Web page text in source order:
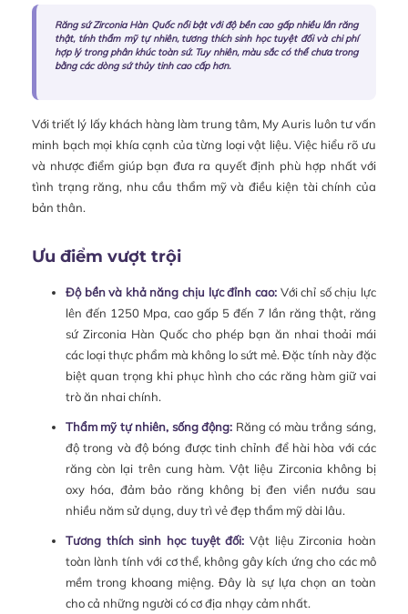
Răng sứ Zirconia Hàn Quốc nổi bật với độ bền cao gấp nhiều lần răng
thật, tính thẩm mỹ tự nhiên, tương thích sinh học tuyệt đối và chi phí
hợp lý trong phân khúc toàn sứ. Tuy nhiên, màu sắc có thể chưa trong
bằng các dòng sứ thủy tinh cao cấp hơn.
Với triết lý lấy khách hàng làm trung tâm, My Auris luôn tư vấn
minh bạch mọi khía cạnh của từng loại vật liệu. Việc hiểu rõ ưu
và nhược điểm giúp bạn đưa ra quyết định phù hợp nhất với
tình trạng răng, nhu cầu thẩm mỹ và điều kiện tài chính của
bản thân.
Ưu điểm vượt trội
Độ bền và khả năng chịu lực đỉnh cao:Với chỉ số chịu lực
lên đến 1250 Mpa, cao gấp 5 đến 7 lần răng thật, răng
sứ Zirconia Hàn Quốc cho phép bạn ăn nhai thoải mái
các loại thực phẩm mà không lo sứt mẻ. Đặc tính này đặc
biệt quan trọng khi phục hình cho các răng hàm giữ vai
trò ăn nhai chính.
Thẩm mỹ tự nhiên, sống động: Răng có màu trắng sáng,
độ trong và độ bóng được tinh chỉnh để hài hòa với các
răng còn lại trên cung hàm. Vật liệu Zirconia không bị
oxy hóa, đảm bảo răng không bị đen viền nướu sau
nhiều năm sử dụng, duy trì vẻ đẹp thẩm mỹ dài lâu.
Tương thích sinh học tuyệt đối: Vật liệu Zirconia hoàn
toàn lành tính với cơ thể, không gây kích ứng cho các mô
mềm trong khoang miệng. Đây là sự lựa chọn an toàn
cho cả những người có cơ địa nhạy cảm nhất.